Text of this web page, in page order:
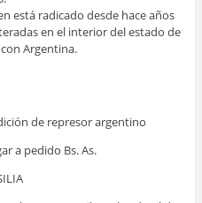
está radicado desde hace años
en el interior del estado de
Argentina.
de represor argentino
a pedido Bs. As.